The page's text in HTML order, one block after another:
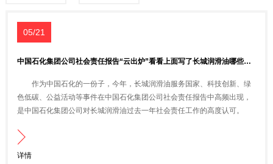
05/21
中国石化集团公司社会责任报告“云出炉”看看上面写了长城润滑油哪些事？
作为中国石化的一份子，今年，长城润滑油服务国家、科技创新、绿
色低碳、公益活动等事件在中国石化集团公司社会责任报告中高频出现，
是中国石化集团公司对长城润滑油过去一年社会责任工作的高度认可。
详情